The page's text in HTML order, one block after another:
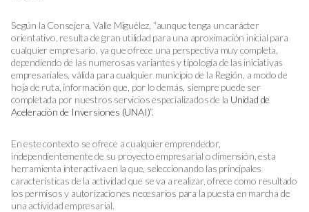
Según la Consejera, Valle Miguélez, “aunque tenga un carácter
orientativo, resulta de gran utilidad para una aproximación inicial para
cualquier empresario, ya que ofrece una perspectiva muy completa,
dependiendo de las numerosas variantes y tipología de las iniciativas
empresariales, válida para cualquier municipio de la Región, a modo de
hoja de ruta, información que, por lo demás, siempre puede ser
completada por nuestros servicios especializados de la Unidad de
Aceleración de Inversiones (UNAI)”.
En este contexto se ofrece a cualquier emprendedor,
independientemente de su proyecto empresarial o dimensión, esta
herramienta interactiva en la que, seleccionando las principales
características de la actividad que se va a realizar, ofrece como resultado
los permisos y autorizaciones necesarios para la puesta en marcha de
una actividad empresarial.